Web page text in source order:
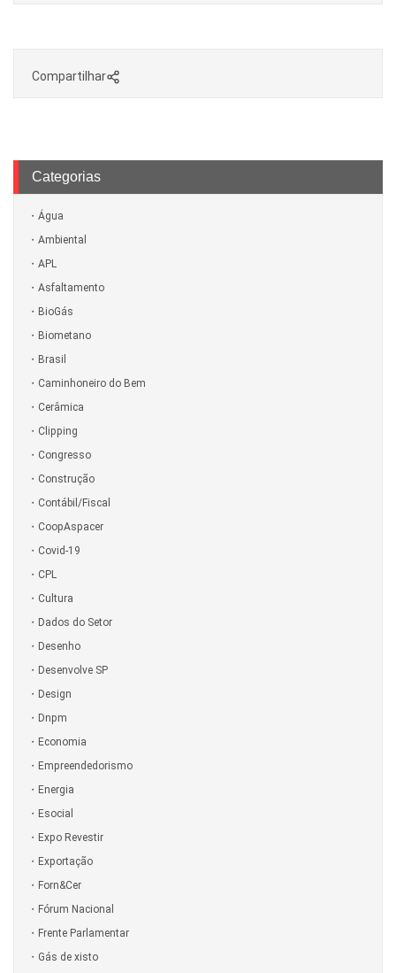
Compartilhar
Categorias
Água
Ambiental
APL
Asfaltamento
BioGás
Biometano
Brasil
Caminhoneiro do Bem
Cerâmica
Clipping
Congresso
Construção
Contábil/Fiscal
CoopAspacer
Covid-19
CPL
Cultura
Dados do Setor
Desenho
Desenvolve SP
Design
Dnpm
Economia
Empreendedorismo
Energia
Esocial
Expo Revestir
Exportação
Forn&Cer
Fórum Nacional
Frente Parlamentar
Gás de xisto